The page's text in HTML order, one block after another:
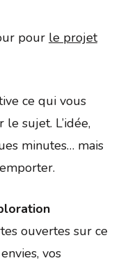
pour le projet
ce qui vous
sujet. L’idée,
minutes… mais
ouvertes sur ce
vos